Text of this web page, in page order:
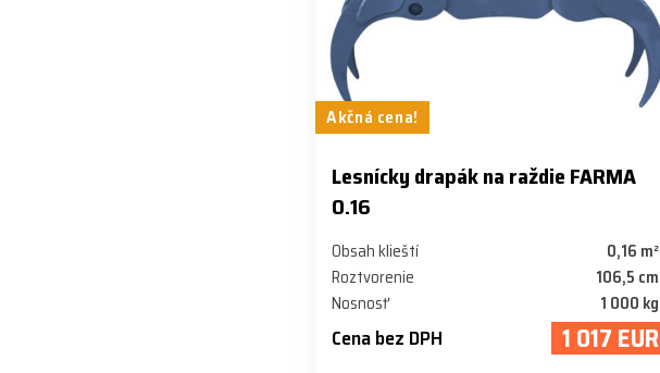
Akčná cena!
Lesnícky drapák na raždie FARMA
0.16
Obsah klieští
0,16 m²
Roztvorenie
106,5 cm
Nosnosť
1 000 kg
Cena bez DPH 1 017 EUR